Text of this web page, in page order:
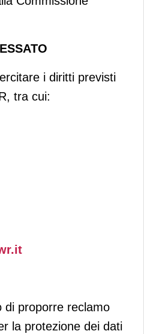
i diritti previsti
tra cui:
di proporre reclamo
la protezione dei dati